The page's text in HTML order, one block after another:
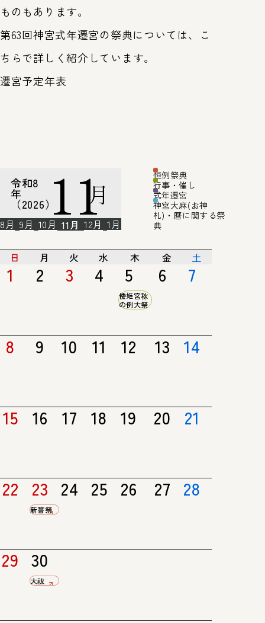
ものもあります。
第63回神宮式年遷宮の祭典については、こ
ちらで詳しく紹介しています。
遷宮予定年表
令和8
年
（2026） 11
月
8月 9月 10月 11月 12月 1月
恒例祭典
行事・催し
式年遷宮
神宮大麻(お神
札)・暦に関する祭
典
日 月 火 水 木 金 土
1 2 3 4 5
倭姫宮秋
の例大祭
6 7
8 9 10 11 12 13 14
15 16 17 18 19 20 21
22 23
新嘗祭
24 25 26 27 28
29 30
大祓